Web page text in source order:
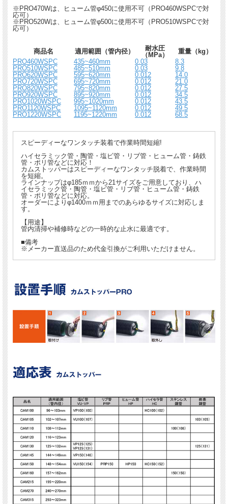
※PRO470Wは、ヒューム管φ450に使用不可（PRO460WSPCで対
応可）
※PRO520Wは、ヒューム管φ500に使用不可（PRO510WSPCで対
応可）
商品名 適用範囲（管内径）
耐水圧
（MPa）
重量（kg）
PRO460WSPC
435~460mm 0.03
8.3
PRO510WSPC
485~510mm 0.03
9.8
PRO620WSPC
595~620mm 0.012
14.0
PRO720WSPC
695~720mm 0.012
21.0
PRO820WSPC
795~820mm 0.012
27.5
PRO920WSPC
895~920mm 0.012
34.5
PRO1020WSPC
995~1020mm 0.012
43.5
PRO1120WSPC
1095~1120mm 0.012
49.5
PRO1220WSPC
1195~1220mm 0.012 68.5
スピーディーなワンタッチ装着で作業時間短縮!
ハイセラミック管・陶管・塩ビ管・リブ管・ヒューム管・鋳鉄
管・ポリ管などに対応！
カムストッパーはスピーディーなワンタッチ脱着で、作業時間
を短縮。
ラインナップはφ185ｍｍから21サイズをご用意しており、ハ
イセラミック管・陶管・塩ビ管・リブ管・ヒューム管・鋳鉄
管・ポリ管などに対応。
オーダーによりφ1400ｍｍ用までのあらゆるサイズに対応しま
す。
【用途】
管内清掃や補修時などの一時的な止水に最適です。
■備考
※メーカー直送品のため代金引換がご利用いただけません。